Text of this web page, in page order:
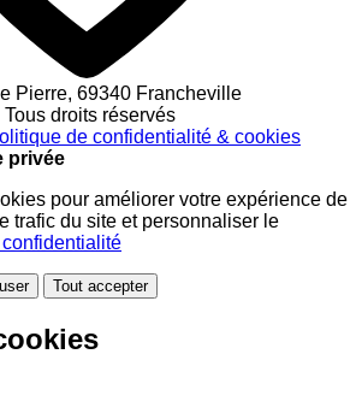
Pierre, 69340 Francheville
Tous droits réservés
de confidentialité & cookies
privée
pour améliorer votre expérience de
trafic du site et personnaliser le
Tout accepter